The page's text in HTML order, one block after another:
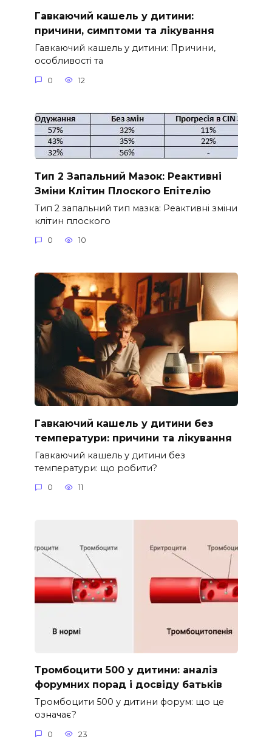
Гавкаючий кашель у дитини:
причини, симптоми та лікування
Гавкаючий кашель у дитини: Причини,
особливості та
0 12
Тип 2 Запальний Мазок: Реактивні
Зміни Клітин Плоского Епітелію
Тип 2 запальний тип мазка: Реактивні зміни
клітин плоского
0 10
Гавкаючий кашель у дитини без
температури: причини та лікування
Гавкаючий кашель у дитини без
температури: що робити?
0 11
Тромбоцити 500 у дитини: аналіз
форумних порад і досвіду батьків
Тромбоцити 500 у дитини форум: що це
означає?
0 23